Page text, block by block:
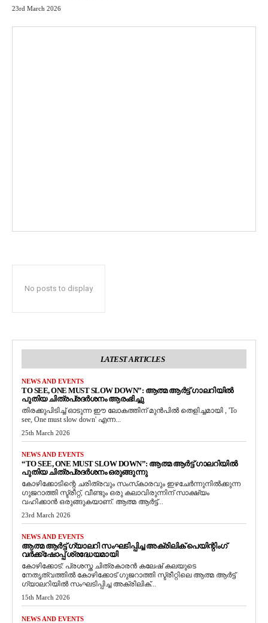
23rd March 2026
No posts to display
LATEST ARTICLES
NEWS AND EVENTS
TO SEE, ONE MUST SLOW DOWN”: ആത്മ ആർട്ട് ഗാലറിയിൽ
പുതിയ ചിത്രപ്രദർശനം ആരംഭിച്ചു
തിരക്കുപിടിച്ച് ഓടുന്ന ഈ ലോകത്തിന് മുൻപിൽ തെളിച്ചമായി , 'To
see, One must slow down' എന്ന...
25th March 2026
NEWS AND EVENTS
“TO SEE, ONE MUST SLOW DOWN”: ആത്മ ആർട്ട് ഗാലറിയിൽ
പുതിയ ചിത്രപ്രദർശനം ഒരുങ്ങുന്നു
കോഴിക്കോടിന്റെ ചരിത്രവും സംസ്‌കാരവും ഇഴചേർന്നുനിൽക്കുന്ന
ഗുജറാത്തി സ്ട്രീറ്റ്, വീണ്ടും ഒരു കലാവിരുന്നിന് സാക്ഷ്യം
വഹിക്കാൻ ഒരുങ്ങുകയാണ്. ആത്മ ആർട്ട്...
23rd March 2026
NEWS AND EVENTS
ആത്മ ആർട്ട് ഗ്യാലറി സംഘടിപ്പിച്ച അക്രിലിക് പെയിന്റിംഗ്
വർക്ക്‌ഷോപ്പ് ശ്രദ്ധേയമായി
കോഴിക്കോട്: പ്രശസ്ത ചിത്രകാരൻ കലേഷ് കലയുടെ
നേതൃത്വത്തിൽ കോഴിക്കോട് ഗുജറാത്തി സ്ട്രീറ്റിലെ ആത്മ ആർട്ട്
ഗ്യാലറിയിൽ സംഘടിപ്പിച്ച അക്രിലിക്...
15th March 2026
NEWS AND EVENTS